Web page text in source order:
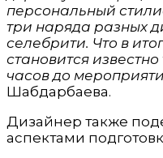
персональный
три наряда разных
селебрити. Что в
становится
часов до
Шабдарбаева.
Дизайнер также
аспектами